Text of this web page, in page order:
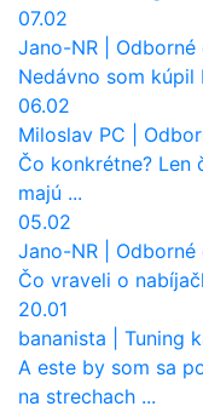
07.02
Jano-NR
Odborné dni
Nedávno som kúpil
06.02
Miloslav PC
Odborné
Čo konkrétne? Len
majú ...
05.02
Jano-NR
Odborné dni
Čo vraveli o
20.01
bananista
Tuning
A este by som sa
na strechach ...